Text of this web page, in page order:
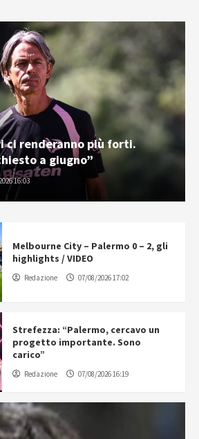
ci renderanno più forti.
a giugno”
16:03
Melbourne City – Palermo 0 – 2, gli
highlights / VIDEO
Redazione 07/08/2026 17:02
Strefezza: “Palermo, cercavo un
progetto importante. Sono
carico”
Redazione 07/08/2026 16:19